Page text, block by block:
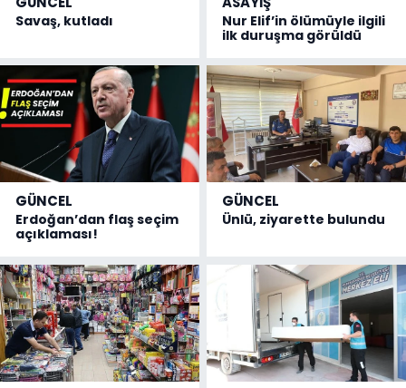
Savaş, kutladı
Nur Elif’in ölümüyle ilgili
ilk duruşma görüldü
GÜNCEL
Erdoğan’dan flaş seçim
açıklaması!
GÜNCEL
Ünlü, ziyarette bulundu